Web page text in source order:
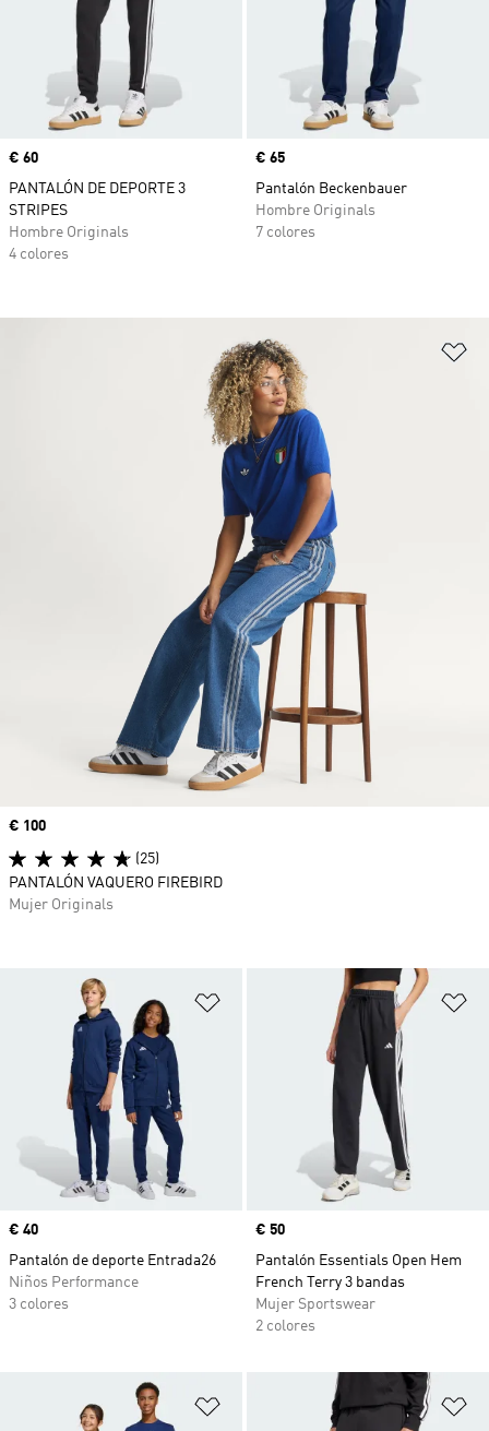
Precio
€ 60
PANTALÓN DE DEPORTE 3
STRIPES
Hombre Originals
4 colores
Precio
€ 65
Pantalón Beckenbauer
Hombre Originals
7 colores
Añadir a la lista de deseos
Precio
€ 40
Pantalón de deporte Entrada26
Niños Performance
3 colores
Precio
€ 50
Pantalón Essentials Open Hem
French Terry 3 bandas
Mujer Sportswear
2 colores
Añadir a la lista de deseos
Precio
€ 100
(25)
PANTALÓN VAQUERO FIREBIRD
Mujer Originals